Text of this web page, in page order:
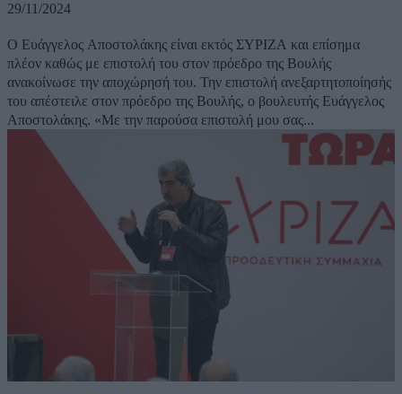
29/11/2024
Ο Ευάγγελος Αποστολάκης είναι εκτός ΣΥΡΙΖΑ και επίσημα
πλέον καθώς με επιστολή του στον πρόεδρο της Βουλής
ανακοίνωσε την αποχώρησή του. Την επιστολή ανεξαρτητοποίησής
του απέστειλε στον πρόεδρο της Βουλής, ο βουλευτής Ευάγγελος
Αποστολάκης. «Με την παρούσα επιστολή μου σας...